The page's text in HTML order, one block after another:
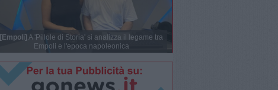
[Empoli] A 'Pillole di Storia' si analizza il legame tra
Empoli e l'epoca napoleonica